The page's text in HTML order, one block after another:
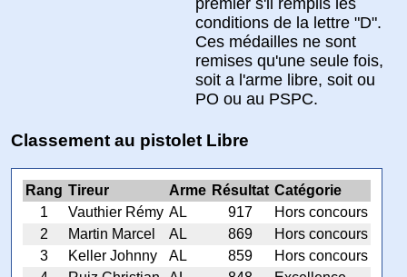
conditions de la lettre "D".
Ces médailles ne sont
remises qu'une seule fois,
soit a l'arme libre, soit ou
PO ou au PSPC.
Classement au pistolet Libre
Rang Tireur Arme Résultat Catégorie
1
Vauthier Rémy AL 917
Hors concours
2
Martin Marcel AL 869
Hors concours
3
Keller Johnny AL 859
Hors concours